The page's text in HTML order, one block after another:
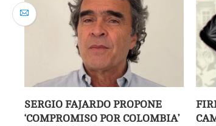
SERGIO FAJARDO PROPONE
‘COMPROMISO POR COLOMBIA’